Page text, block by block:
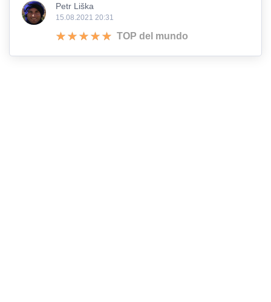
Petr Liška
15.08.2021 20:31
TOP del mundo